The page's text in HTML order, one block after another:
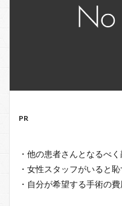
PR
・他の患者さんとなるべ
・女性スタッフがいると恥
・自分が希望する手術の